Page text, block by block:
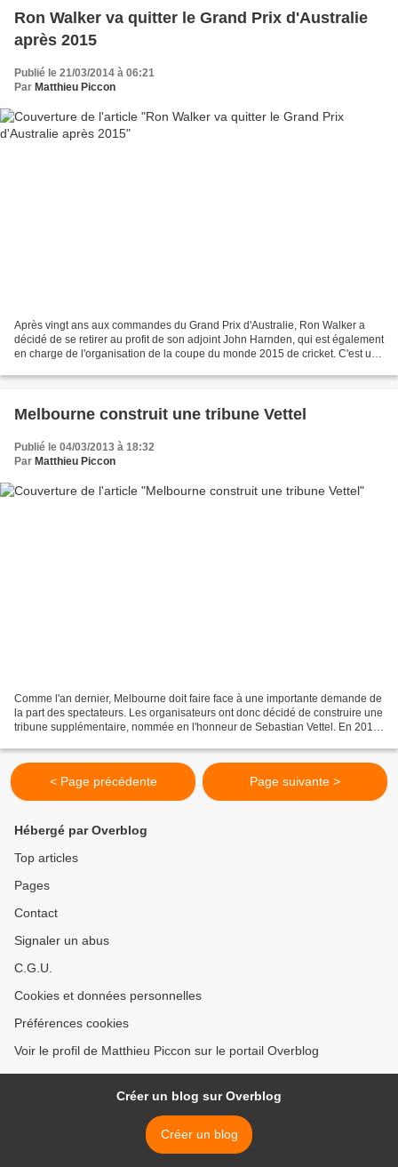
Ron Walker va quitter le Grand Prix d'Australie
après 2015
Publié le 21/03/2014 à 06:21
Par Matthieu Piccon
Après vingt ans aux commandes du Grand Prix d'Australie, Ron Walker a
décidé de se retirer au profit de son adjoint John Harnden, qui est également
en charge de l'organisation de la coupe du monde 2015 de cricket. C'est une
Melbourne construit une tribune Vettel
Publié le 04/03/2013 à 18:32
Par Matthieu Piccon
Comme l'an dernier, Melbourne doit faire face à une importante demande de
la part des spectateurs. Les organisateurs ont donc décidé de construire une
tribune supplémentaire, nommée en l'honneur de Sebastian Vettel. En 2012,
< Page précédente Page suivante >
Hébergé par Overblog
Top articles
Pages
Contact
Signaler un abus
C.G.U.
Cookies et données personnelles
Préférences cookies
Voir le profil de Matthieu Piccon sur le portail Overblog
Créer un blog sur Overblog
Créer un blog